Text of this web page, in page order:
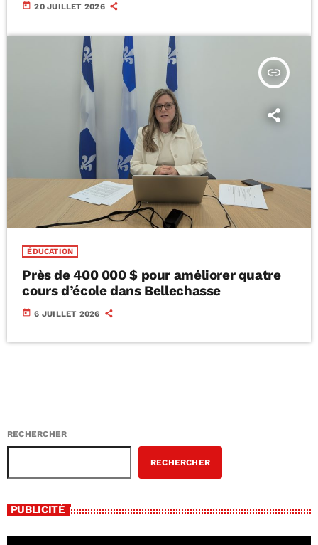
today 20 JUILLET 2026
insert_link
ÉDUCATION
Près de 400 000 $ pour améliorer quatre
cours d’école dans Bellechasse
today 6 JUILLET 2026
RECHERCHER
RECHERCHER
PUBLICITÉ